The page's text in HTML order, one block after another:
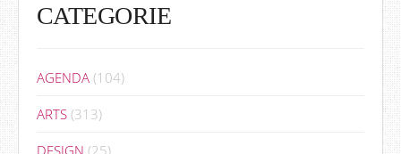
CATEGORIE
AGENDA (104)
ARTS (313)
DESIGN (25)